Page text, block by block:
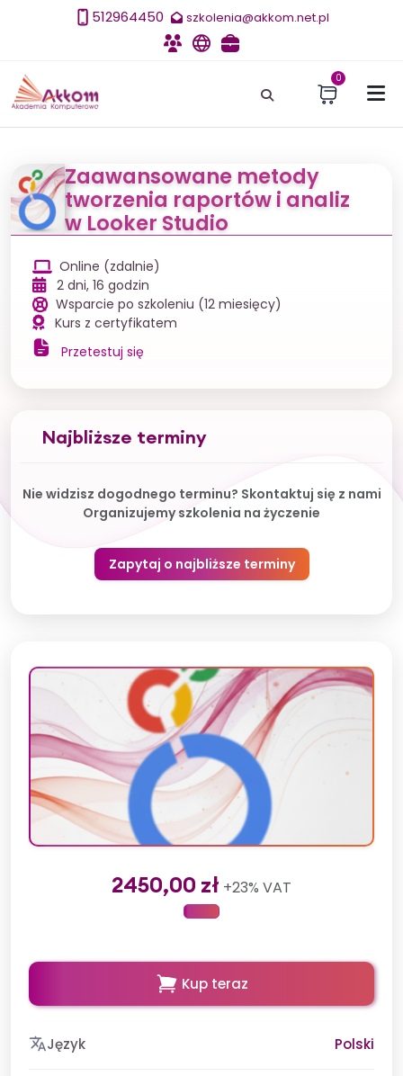
512964450 szkolenia@akkom.net.pl
SzkoleniaE-learningSzkolenia dla firm
0
Zaawansowane metody
tworzenia raportów i analiz
w Looker Studio
Online (zdalnie)
2 dni, 16 godzin
Wsparcie po szkoleniu (12 miesięcy)
Kurs z certyfikatem
Przetestuj się
Najbliższe terminy
Nie widzisz dogodnego terminu? Skontaktuj się z nami
Organizujemy szkolenia na życzenie
Zapytaj o najbliższe terminy
2450,00 zł +23% VAT
Kup teraz
Język Polski